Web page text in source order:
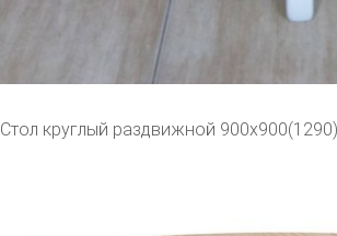
Стол круглый раздвижной